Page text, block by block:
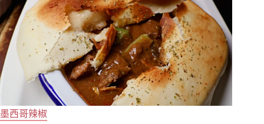
墨西哥辣椒